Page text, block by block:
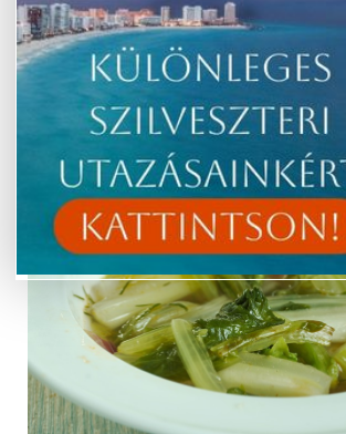
Plusz egy különleges ráadás
amely igazi különlegességnek számít
konyhájában.
Bouillon brede